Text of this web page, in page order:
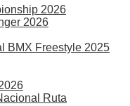
2026
2026
BMX Freestyle 2025
Ruta